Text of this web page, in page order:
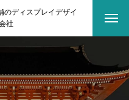
のディスプレイデザイ
社